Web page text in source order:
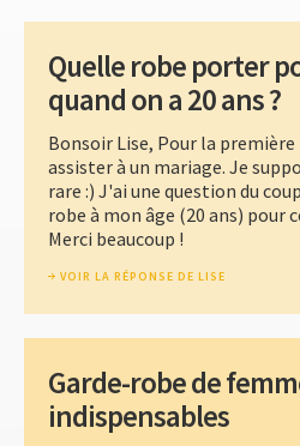
Quelle robe porter
quand on a 20 ans ?
Bonsoir Lise, Pour la première
assister à un mariage. Je
rare :) J'ai une question du
robe à mon âge (20 ans) pour
Merci beaucoup !
VOIR LA RÉPONSE DE LISE
Garde-robe de
indispensables